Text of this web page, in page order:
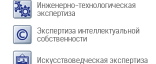
Инженерно-технологическая
экспертиза
Экспертиза интеллектуальной
собственности
Искусствоведческая экспертиза